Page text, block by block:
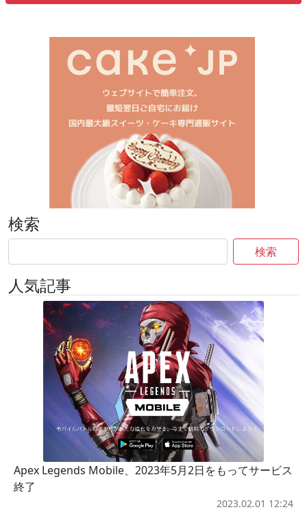
検索
検索
人気記事
Apex Legends Mobile、2023年5月2日をもってサービス
終了
2023.02.01 12:24